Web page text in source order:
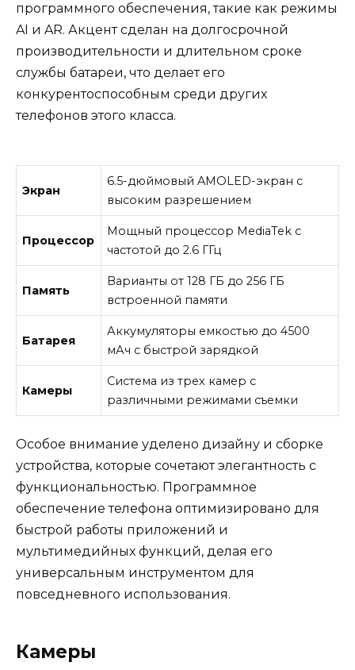
программного обеспечения, такие как режимы
AI и AR. Акцент сделан на долгосрочной
производительности и длительном сроке
службы батареи, что делает его
конкурентоспособным среди других
телефонов этого класса.
Экран
6.5-дюймовый AMOLED-экран с
высоким разрешением
Процессор
Мощный процессор MediaTek с
частотой до 2.6 ГГц
Память
Варианты от 128 ГБ до 256 ГБ
встроенной памяти
Батарея
Аккумуляторы емкостью до 4500
мАч с быстрой зарядкой
Камеры
Система из трех камер с
различными режимами съемки
Особое внимание уделено дизайну и сборке
устройства, которые сочетают элегантность с
функциональностью. Программное
обеспечение телефона оптимизировано для
быстрой работы приложений и
мультимедийных функций, делая его
универсальным инструментом для
повседневного использования.
Камеры